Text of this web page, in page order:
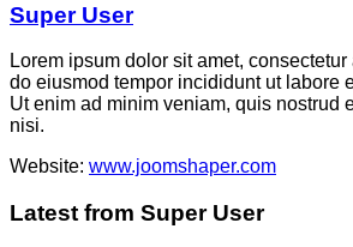
Super User
Lorem ipsum dolor sit amet,
do eiusmod tempor incididunt ut labore
Ut enim ad minim veniam, quis nostrud
nisi.
Website: www.joomshaper.com
Latest from Super User